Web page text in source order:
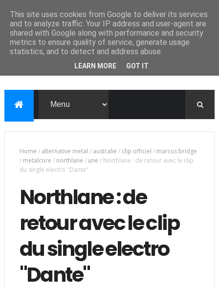
Home / alternative metal / australie / clip officiel / marcus bridge
/ metalcore / northlane / une / Northlane : de retour avec le clip
du single electro "Dante"
Northlane : de
retour avec le clip
du single electro
"Dante"
This site uses cookies from Google to deliver its services
and to analyze traffic. Your IP address and user-agent are
shared with Google along with performance and security
metrics to ensure quality of service, generate usage
statistics, and to detect and address abuse.
LEARN MORE GOT IT